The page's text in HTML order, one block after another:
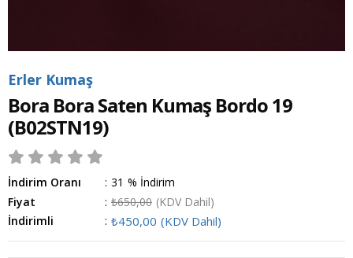
Erler Kumaş
Bora Bora Saten Kumaş Bordo 19
(B02STN19)
İndirim Oranı : %
31
İndirim
Fiyat
: ₺650,00 (KDV Dahil)
İndirimli
: ₺450,00 (KDV Dahil)